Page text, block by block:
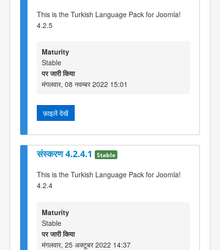
This is the Turkish Language Pack for Joomla!
4.2.5
Maturity
Stable
पर जारी किया
मंगलवार, 08 नवम्बर 2022 15:01
फ़ाइलें देखें
संस्करण 4.2.4.1 Stable
This is the Turkish Language Pack for Joomla!
4.2.4
Maturity
Stable
पर जारी किया
मंगलवार, 25 अक्टूबर 2022 14:37